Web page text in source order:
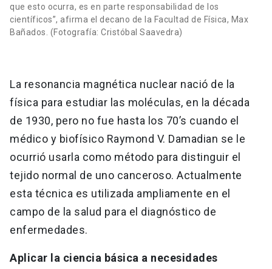
que esto ocurra, es en parte responsabilidad de los
científicos”, afirma el decano de la Facultad de Física, Max
Bañados. (Fotografía: Cristóbal Saavedra)
La resonancia magnética nuclear nació de la
física para estudiar las moléculas, en la década
de 1930, pero no fue hasta los 70’s cuando el
médico y biofísico Raymond V. Damadian se le
ocurrió usarla como método para distinguir el
tejido normal de uno canceroso. Actualmente
esta técnica es utilizada ampliamente en el
campo de la salud para el diagnóstico de
enfermedades.
Aplicar la ciencia básica a necesidades